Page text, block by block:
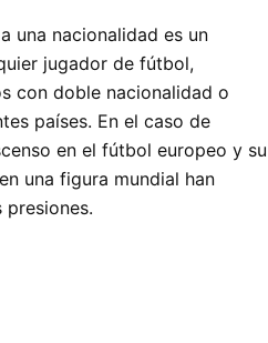
una nacionalidad es un
jugador de fútbol,
con doble nacionalidad o
países. En el caso de
en el fútbol europeo y su
una figura mundial han